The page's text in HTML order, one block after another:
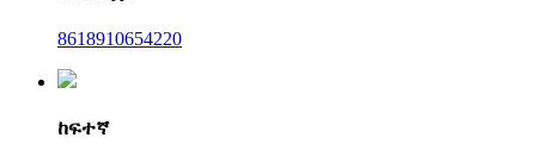
8618910654220
ከፍተኛ